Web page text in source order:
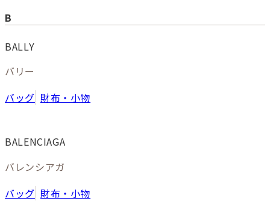
B
BALLY
バリー
バッグ 財布・小物
BALENCIAGA
バレンシアガ
バッグ 財布・小物